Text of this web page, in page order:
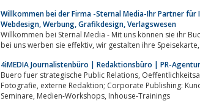
Willkommen bei der Firma -Sternal Media-Ihr Partner
Webdesign, Werbung, Grafikdesign, Verlagswesen
Willkommen bei Sternal Media - Mit uns können sie ihr Buch veöffentlichen, wir gestalten oder
4iMEDIA Journalistenbüro | Redaktionsbüro | PR-
Buero fuer strategische Public Relations, Oeffentlichkeitsarbeit, Medienarbeit, Textproduktion fuer Printmedien & TV, Presse-
Fotografie, externe Redaktion; Corporate Publishing: Kundenmagazine, Mitarbeitermagazine, Geschäftsberichte, PR-
Seminare, Medien-Workshops, Inhouse-Trainings